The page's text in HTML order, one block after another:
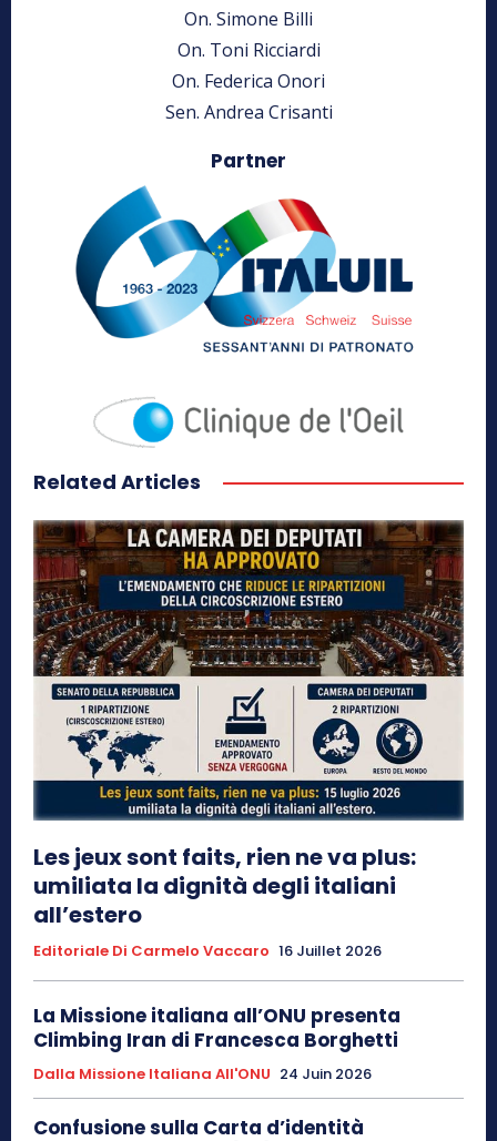
On. Simone Billi
On. Toni Ricciardi
On. Federica Onori
Sen. Andrea Crisanti
Partner
Related Articles
Les jeux sont faits, rien ne va plus:
umiliata la dignità degli italiani
all’estero
Editoriale Di Carmelo Vaccaro 16 Juillet 2026
La Missione italiana all’ONU presenta
Climbing Iran di Francesca Borghetti
Dalla Missione Italiana All'ONU 24 Juin 2026
Confusione sulla Carta d’identità